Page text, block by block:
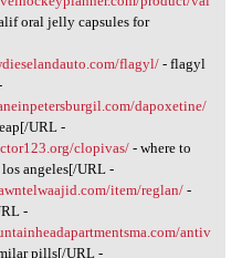
oral jelly capsules for
flagyl/- flagyl
dapoxetine/
URL -
clopivas/- where to
angeles[/URL -
item/reglan/-
-
antiv
pills[/URL -